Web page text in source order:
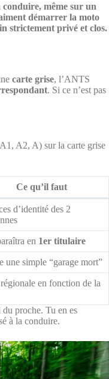
conduire, même sur un
démarrer la moto
strictement privé et clos.
carte grise, l’ANTS
. Si ce n’est pas
A2, A) sur la carte grise
Ce qu’il faut
d’identité des 2
en 1er titulaire
une simple “garage mort”
en fonction de la
proche. Tu en es
à la conduire.